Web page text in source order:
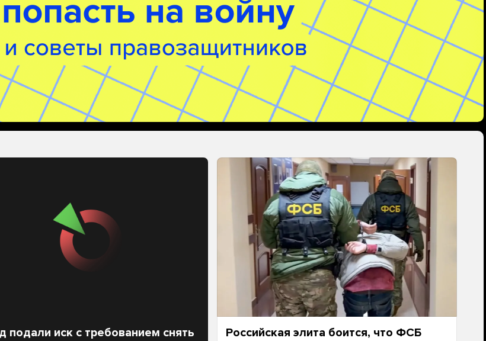
подали иск с требованием снять
Российская элита боится, что ФСБ